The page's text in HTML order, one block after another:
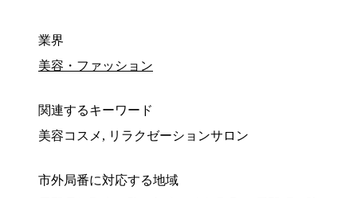
業界
美容・ファッション
関連するキーワード
美容コスメ, リラクゼーションサロン
市外局番に対応する地域